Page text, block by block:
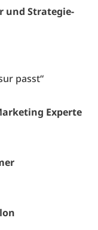
und Strategie-
passt“
Experte